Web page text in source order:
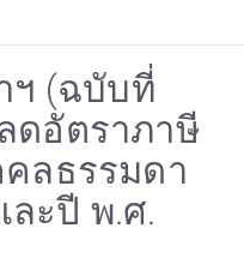
ฯ (ฉบับที่
ดอัตราภาษี
ลธรรมดา
ละปี พ.ศ.